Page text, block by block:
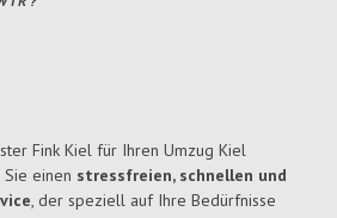
Fink Kiel für Ihren Umzug Kiel
einen stressfreien, schnellen und
, der speziell auf Ihre Bedürfnisse